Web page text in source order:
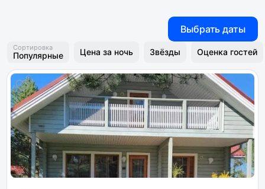
Выбрать даты
Сортировка
Популярные Цена за ночь Звёзды Оценка гостей